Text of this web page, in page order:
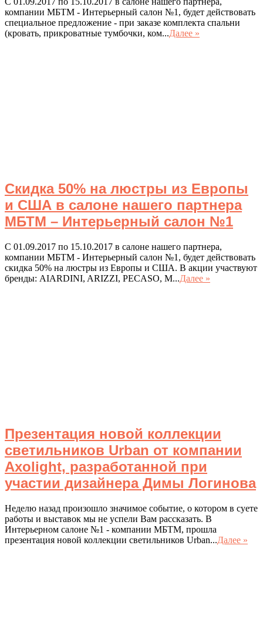
компании МБТМ - Интерьерный салон №1, будет действовать
специальное предложение - при заказе комплекта спальни
(кровать, прикроватные тумбочки, ком...Далее »
Скидка 50% на люстры из Европы
и США в салоне нашего партнера
МБТМ – Интерьерный салон №1
С 01.09.2017 по 15.10.2017 в салоне нашего партнера,
компании МБТМ - Интерьерный салон №1, будет действовать
скидка 50% на люстры из Европы и США. В акции участвуют
бренды: AIARDINI, ARIZZI, PECASO, M...Далее »
Презентация новой коллекции
светильников Urban от компании
Axolight, разработанной при
участии дизайнера Димы Логинова
Неделю назад произошло значимое событие, о котором в суете
работы и выставок мы не успели Вам рассказать. В
Интерьерном салоне №1 - компании МБТМ, прошла
презентация новой коллекции светильников Urban...Далее »